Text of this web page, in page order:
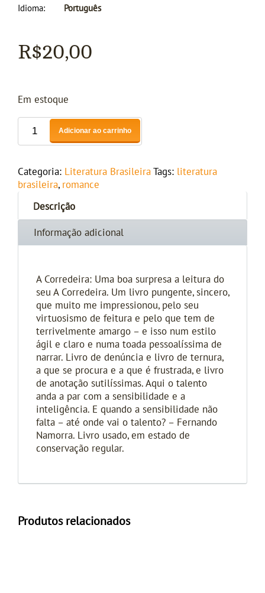
Idioma
Português
R$20,00
Em estoque
Adicionar ao carrinho
Categoria: Literatura Brasileira Tags: literatura
brasileira, romance
Descrição
Informação adicional
A Corredeira: Uma boa surpresa a leitura do
seu A Corredeira. Um livro pungente, sincero,
que muito me impressionou, pelo seu
virtuosismo de feitura e pelo que tem de
terrivelmente amargo – e isso num estilo
ágil e claro e numa toada pessoalíssima de
narrar. Livro de denúncia e livro de ternura,
a que se procura e a que é frustrada, e livro
de anotação sutilíssimas. Aqui o talento
anda a par com a sensibilidade e a
inteligência. E quando a sensibilidade não
falta – até onde vai o talento? – Fernando
Namorra. Livro usado, em estado de
conservação regular.
Produtos relacionados